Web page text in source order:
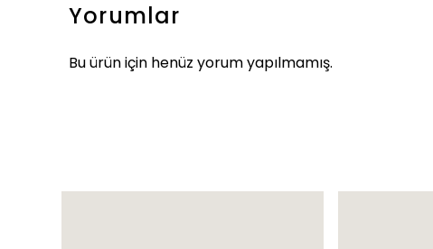
Yorumlar
Bu ürün için henüz yorum yapılmamış.